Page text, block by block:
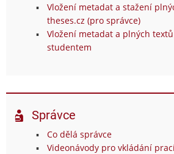
Vložení metadat a stažení
theses.cz (pro správce)
Vložení metadat a plných
studentem
Správce
Co dělá správce
Videonávody pro vkládání